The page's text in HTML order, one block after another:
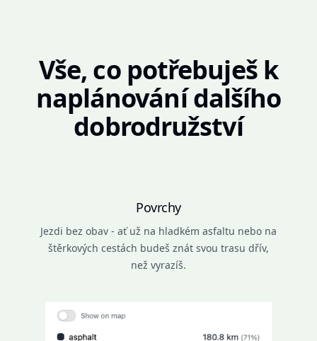
Vše, co potřebuješ k
naplánování dalšího
dobrodružství
Povrchy
Jezdi bez obav - ať už na hladkém asfaltu nebo na
štěrkových cestách budeš znát svou trasu dřív,
než vyrazíš.